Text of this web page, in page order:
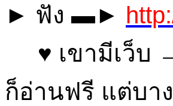
► ฟัง ▬►
♥ เขามีเว็บ
ก็อ่านฟรี แต่บา